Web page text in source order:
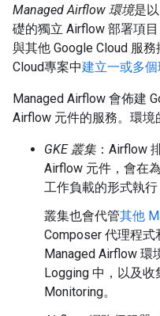
Managed Airflow 環境是
礎的獨立 Airflow 部署項
與其他 Google Cloud 服
Cloud專案中建立一或多
Managed Airflow 會佈建
Airflow 元件的服務。環境
GKE 叢集 ：Airflow
Airflow 元件，會在
工作負載的形式執行
叢集也會代管其他
Composer 代理程
Managed Airflow 環
Logging 中，以及
Monitoring。